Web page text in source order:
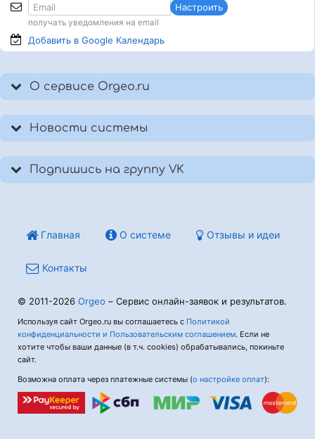
Настроить
получать уведомления на email
Добавить в Google Календарь
О сервисе Orgeo.ru
Новости системы
Подпишись на группу VK
Главная О системе Отзывы и идеи
Контакты
© 2011-2026 Orgeo – Сервис онлайн-заявок и результатов.
Используя сайт Orgeo.ru вы соглашаетесь с Политикой
конфиденциальности и Пользовательским соглашением. Если не
хотите чтобы ваши данные (в т.ч. cookies) обрабатывались, покиньте
сайт.
Возможна оплата через платежные системы (о настройке оплат):